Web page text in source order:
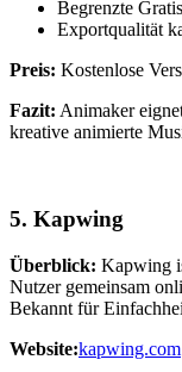
Begrenzte
Exportqualität
Preis: Kostenlose
Fazit: Animaker
kreative animierte
5. Kapwing
Überblick: Kapwing
Nutzer gemeinsam
Bekannt für
Website:kapwing.com